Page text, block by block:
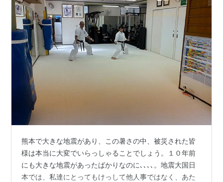
熊本で大きな地震があり、この暑さの中、被災された皆
様は本当に大変でいらっしゃることでしょう。１０年前
にも大きな地震があったばかりなのに､､､､。地震大国日
本では、私達にとってもけっして他人事ではなく、あた